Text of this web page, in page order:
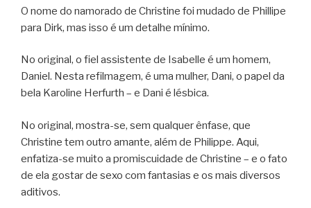
O nome do namorado de Christine foi mudado de Phillipe
para Dirk, mas isso é um detalhe mínimo.
No original, o fiel assistente de Isabelle é um homem,
Daniel. Nesta refilmagem, é uma mulher, Dani, o papel da
bela Karoline Herfurth – e Dani é lésbica.
No original, mostra-se, sem qualquer ênfase, que
Christine tem outro amante, além de Philippe. Aqui,
enfatiza-se muito a promiscuidade de Christine – e o fato
de ela gostar de sexo com fantasias e os mais diversos
aditivos.